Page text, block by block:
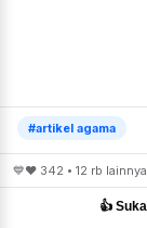
#artikel agama
💙❤️ 342 • 12 rb lainnya
👍 Suka